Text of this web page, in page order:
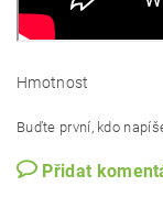
Hmotnost
Buďte první, kdo
Přidat